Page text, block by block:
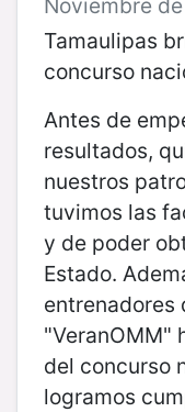
Tamaulipas
concurso
Antes de
resultados,
nuestros
tuvimos las
y de poder
Estado.
entrenadores
"VeranOMM"
del concurso
logramos